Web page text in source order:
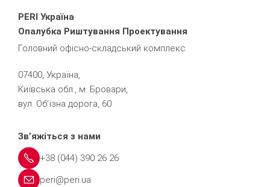
PERI Україна
Опалубка Риштування Проектування
Головний офісно-складський комплекс
07400, Україна,
Київська обл., м. Бровари,
вул. Об’їзна дорога, 60
Зв’яжіться з нами
+38 (044) 390 26 26
peri@peri.ua